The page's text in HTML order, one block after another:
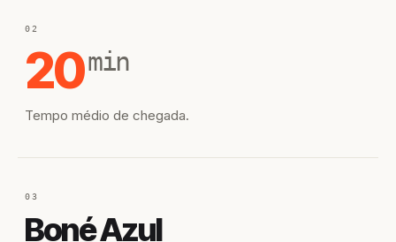
02
20min
Tempo médio de chegada.
03
Boné Azul